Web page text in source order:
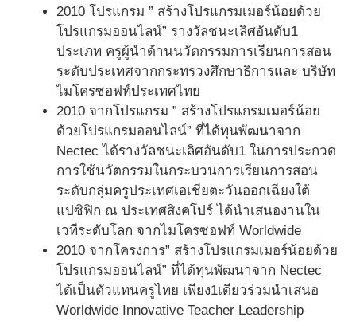
2010 โปรแกรม ” สร้างโปรแกรมเมอร์น้อยด้วย
โปรแกรมออนไลน์” รางวัลชนะเลิศอันดับ1
ประเภท ครูผู้นำด้านนวัตกรรมการเรียนการสอน
ระดับประเทศจากกระทรวงศึกษาธิการและ บริษัท
ไมโครซอฟท์ประเทศไทย
2010 จากโปรแกรม ” สร้างโปรแกรมเมอร์น้อย
ด้วยโปรแกรมออนไลน์” ที่ได้ทุนพัฒนาจาก
Nectec ได้รางวัลชนะเลิศอันดับ1 ในการประกวด
การใช้นวัตกรรมในกระบวนการเรียนการสอน
ระดับกลุ่มครูประเทศเอเชียตะวันออกเฉียงใต้
แปซิฟิก ณ ประเทศสิงคโปร์ ได้นำเสนองานใน
เวทีระดับโลก จากไมโครซอฟท์ Worldwide
2010 จากโครงการ” สร้างโปรแกรมเมอร์น้อยด้วย
โปรแกรมออนไลน์” ที่ได้ทุนพัฒนาจาก Nectec
ได้เป็นตัวแทนครูไทย เพียง1เดียวร่วมนำเสนอ
Worldwide Innovative Teacher Leadership